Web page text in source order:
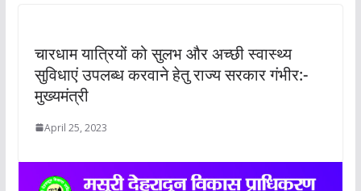
चारधाम यात्रियों को सुलभ और अच्छी स्वास्थ्य
सुविधाएं उपलब्ध करवाने हेतु राज्य सरकार गंभीर:-
मुख्यमंत्री
April 25, 2023